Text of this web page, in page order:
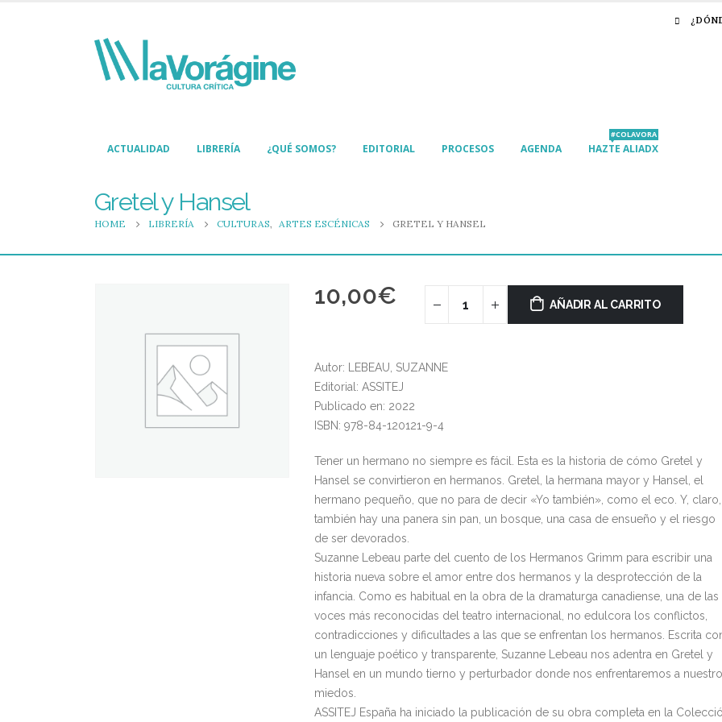
ACTUALIDAD LIBRERÍA ¿QUÉ SOMOS? EDITORIAL PROCESOS AGENDA HAZTE ALIADX
#COLAVORA
Gretel y Hansel
HOME LIBRERÍA CULTURAS, ARTES ESCÉNICAS GRETEL Y HANSEL
10,00€ AÑADIR AL CARRITO
Autor: LEBEAU, SUZANNE
Editorial: ASSITEJ
Publicado en: 2022
ISBN: 978-84-120121-9-4
Tener un hermano no siempre es fácil. Esta es la historia de cómo Gretel y
Hansel se convirtieron en hermanos. Gretel, la hermana mayor y Hansel, el
hermano pequeño, que no para de decir «Yo también», como el eco. Y, claro,
también hay una panera sin pan, un bosque, una casa de ensueño y el riesgo
de ser devorados.
Suzanne Lebeau parte del cuento de los Hermanos Grimm para escribir una
historia nueva sobre el amor entre dos hermanos y la desprotección de la
infancia. Como es habitual en la obra de la dramaturga canadiense, una de las
voces más reconocidas del teatro internacional, no edulcora los conflictos,
contradicciones y dificultades a las que se enfrentan los hermanos. Escrita
un lenguaje poético y transparente, Suzanne Lebeau nos adentra en Gretel y
Hansel en un mundo tierno y perturbador donde nos enfrentaremos a
miedos.
ASSITEJ España ha iniciado la publicación de su obra completa en la